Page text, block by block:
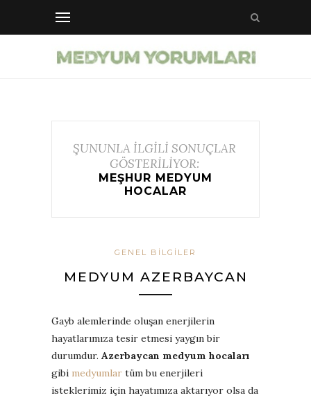
ŞUNUNLA İLGİLİ SONUÇLAR
GÖSTERİLİYOR:
MEŞHUR MEDYUM
HOCALAR
GENEL BILGILER
MEDYUM AZERBAYCAN
Gayb alemlerinde oluşan enerjilerin
hayatlarımıza tesir etmesi yaygın bir
durumdur. Azerbaycan medyum hocaları
gibi medyumlar tüm bu enerjileri
isteklerimiz için hayatımıza aktarıyor olsa da